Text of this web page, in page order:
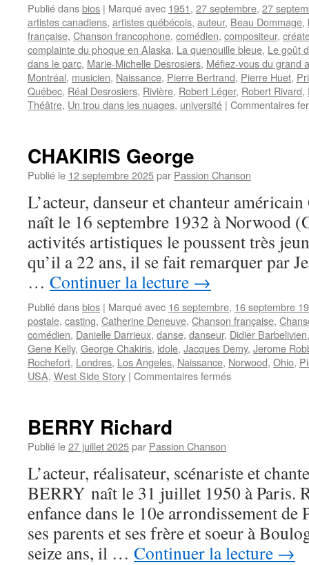
Publié dansbios | Marqué avec 1951, 27 septembre, 27
artistes canadiens, artistes québécois, auteur, Beau Dommage,
française, Chanson francophone, comédien, compositeur,
complainte du phoque en Alaska, La quenouille bleue, Le goût
dans le parc, Marie-Michelle Desrosiers, Méfiez-vous du grand
Montréal, musicien, Naissance, Pierre Bertrand, Pierre Huet,
Québec, Réal Desrosiers, Rivière, Robert Léger, Robert Rivard,
Théâtre, Un trou dans les nuages, université | Commentaires
CHAKIRIS George
Publié le 12 septembre 2025par Passion Chanson
L’acteur, danseur et chanteur
naît le 16 septembre 1932 à Norwood
activités artistiques le poussent très
qu’il a 22 ans, il se fait remarquer par
… Continuer la lecture →
Publié dansbios | Marqué avec 16 septembre, 16 septembre
postale, casting, Catherine Deneuve, Chanson française,
comédien, Danielle Darrieux, danse, danseur, Didier Barbelivien
Gene Kelly, George Chakiris, idole, Jacques Demy, Jerome
Rochefort, Londres, Los Angeles, Naissance, Norwood, Ohio,
USA, West Side Story | Commentaires ferméssur
BERRY Richard
Publié le27 juillet 2025par Passion Chanson
L’acteur, réalisateur, scénariste et
BERRY naît le 31 juillet 1950 à Paris.
enfance dans le 10e arrondissement
ses parents et ses frère et soeur à
seize ans, il … Continuer la lecture →